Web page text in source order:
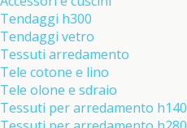
Tendaggi h300
Tendaggi vetro
Tessuti arredamento
Tele cotone e lino
Tele olone e sdraio
Tessuti per arredamento h140